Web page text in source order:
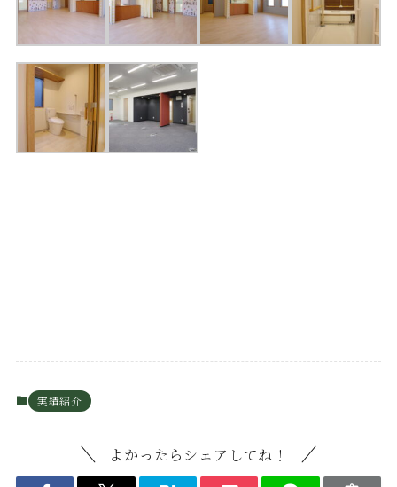
実績紹介
よかったらシェアしてね！